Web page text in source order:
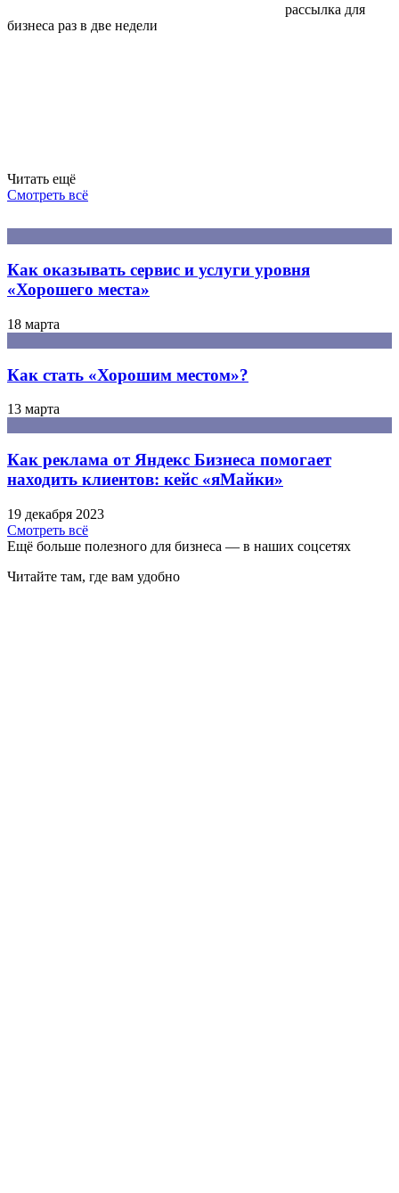
рассылка для
бизнеса раз в две недели
Читать ещё
Смотреть всё
Как оказывать сервис и услуги уровня
«Хорошего места»
18 марта
Как стать «Хорошим местом»?
13 марта
Как реклама от Яндекс Бизнеса помогает
находить клиентов: кейс «яМайки»
19 декабря 2023
Смотреть всё
Ещё больше полезного для бизнеса — в наших соцсетях
Читайте там, где вам удобно